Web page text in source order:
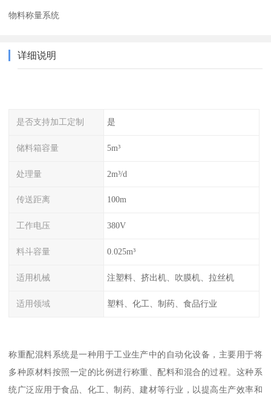
物料称量系统
详细说明
是否支持加工定制 是
储料箱容量 5m³
处理量 2m³/d
传送距离 100m
工作电压 380V
料斗容量 0.025m³
适用机械 注塑料、挤出机、吹膜机、拉丝机
适用领域 塑料、化工、制药、食品行业
称重配混料系统是一种用于工业生产中的自动化设备，主要用于将
多种原材料按照一定的比例进行称重、配料和混合的过程。这种系
统广泛应用于食品、化工、制药、建材等行业，以提高生产效率和